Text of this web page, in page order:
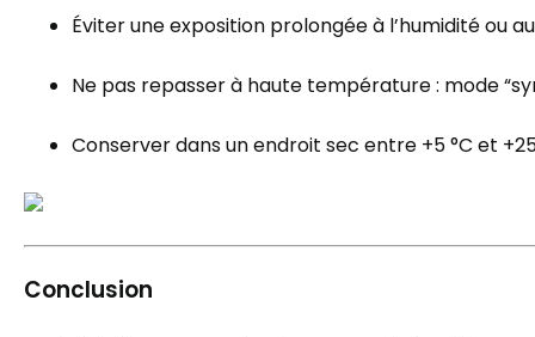
Éviter une exposition prolongée à l’humidité ou
Ne pas repasser à haute température : mode
Conserver dans un endroit sec entre +5 °C et
Conclusion